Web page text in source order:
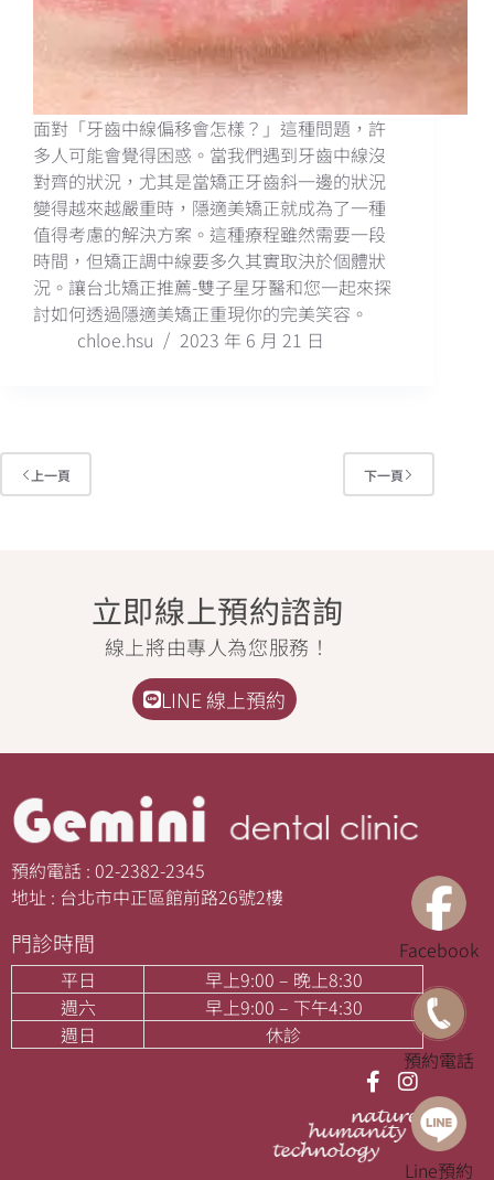
面對「牙齒中線偏移會怎樣？」這種問題，許
多人可能會覺得困惑。當我們遇到牙齒中線沒
對齊的狀況，尤其是當矯正牙齒斜一邊的狀況
變得越來越嚴重時，隱適美矯正就成為了一種
值得考慮的解決方案。這種療程雖然需要一段
時間，但矯正調中線要多久其實取決於個體狀
況。讓台北矯正推薦-雙子星牙醫和您一起來探
討如何透過隱適美矯正重現你的完美笑容。
chloe.hsu
2023 年 6 月 21 日
上一頁 下一頁
Facebook
預約電話
Line預約
立即線上預約諮詢
線上將由專人為您服務！
LINE 線上預約
預約電話 : 02-2382-2345
地址 : 台北市中正區館前路26號2樓
門診時間
平日
早上9:00 – 晚上8:30
週六
早上9:00 – 下午4:30
週日
休診